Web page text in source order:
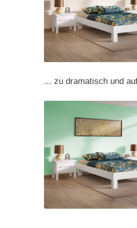
... zu dramatisch und